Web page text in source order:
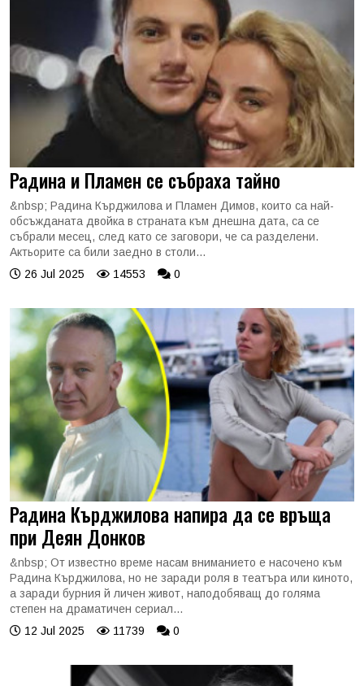
Радина и Пламен се събраха тайно
&nbsp; Радина Кърджилова и Пламен Димов, които са най-
обсъжданата двойка в страната към днешна дата, са се
събрали месец, след като се заговори, че са разделени.
Актьорите са били заедно в столи...
26 Jul 2025
14553 0
Радина Кърджилова напира да се връща
при Деян Донков
&nbsp; От известно време насам вниманието е насочено към
Радина Кърджилова, но не заради роля в театъра или киното,
а заради бурния й личен живот, наподобяващ до голяма
степен на драматичен сериал...
12 Jul 2025
11739 0